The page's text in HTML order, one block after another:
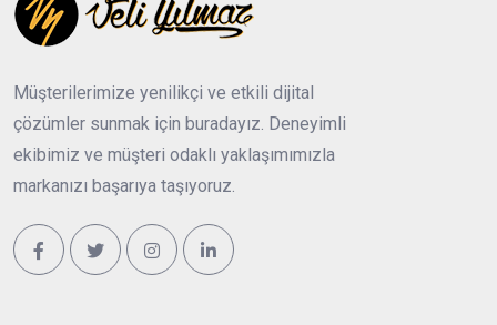
Müşterilerimize yenilikçi ve etkili dijital
çözümler sunmak için buradayız. Deneyimli
ekibimiz ve müşteri odaklı yaklaşımımızla
markanızı başarıya taşıyoruz.